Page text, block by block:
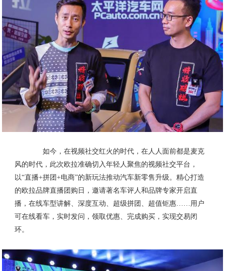
如今，在视频社交红火的时代，在人人面前都是麦克
风的时代，此次欧拉准确切入年轻人聚焦的视频社交平台，
以“直播+拼团+电商”的新玩法推动汽车新零售升级。精心打造
的欧拉品牌直播团购日，邀请著名车评人和品牌专家开启直
播，在线车型讲解、深度互动、超级拼团、超值钜惠……用户
可在线看车，实时发问，领取优惠、完成购买，实现交易闭
环。